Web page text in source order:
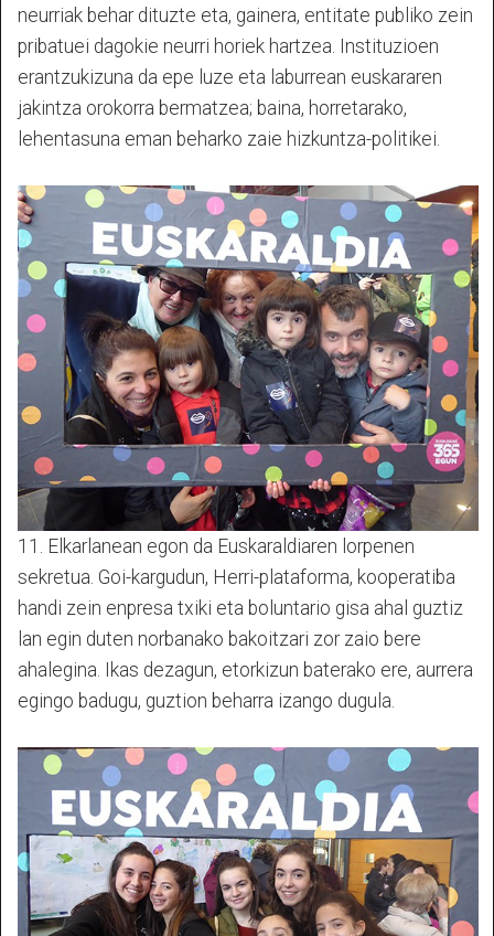
neurriak behar dituzte eta, gainera, entitate publiko zein
pribatuei dagokie neurri horiek hartzea. Instituzioen
erantzukizuna da epe luze eta laburrean euskararen
jakintza orokorra bermatzea; baina, horretarako,
lehentasuna eman beharko zaie hizkuntza-politikei.
11. Elkarlanean egon da Euskaraldiaren lorpenen
sekretua. Goi-kargudun, Herri-plataforma, kooperatiba
handi zein enpresa txiki eta boluntario gisa ahal guztiz
lan egin duten norbanako bakoitzari zor zaio bere
ahalegina. Ikas dezagun, etorkizun baterako ere, aurrera
egingo badugu, guztion beharra izango dugula.